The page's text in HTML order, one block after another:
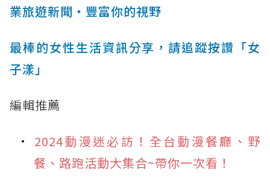
業旅遊新聞‧豐富你的視野
最棒的女性生活資訊分享，請追蹤按讚「女
子漾」
編輯推薦
2024動漫迷必訪！全台動漫餐廳、野
餐、路跑活動大集合~帶你一次看！